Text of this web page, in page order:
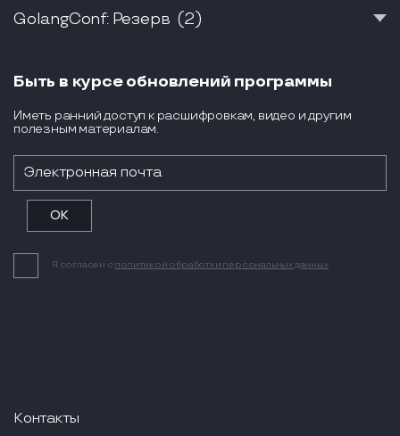
GolangConf: Резерв (2)
Быть в курсе обновлений программы
Иметь ранний доступ к расшифровкам, видео и другим
полезным материалам.
Я согласен с политикой обработки персональных данных
Контакты